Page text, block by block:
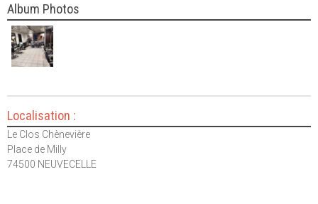
Album Photos
Localisation :
Le Clos Chènevière
Place de Milly
74500 NEUVECELLE